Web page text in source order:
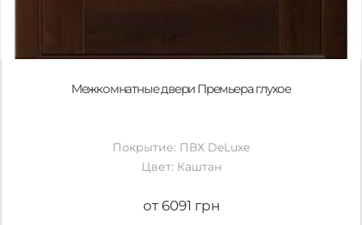
Межкомнатные двери Премьера глухое
Покрытие: ПВХ DeLuxe
Цвет: Каштан
от 6091 грн